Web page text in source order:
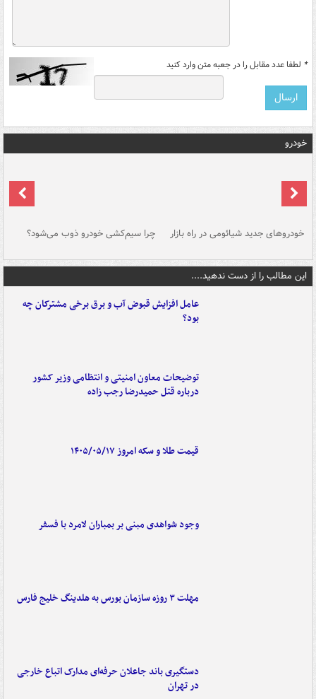
* لطفا عدد مقابل را در جعبه متن وارد کنید
خودرو
خودروهای جدید شیائومی در راه بازار چرا سیم‌کشی خودرو ذوب می‌شود؟
این مطالب را از دست ندهید....
عامل افزایش قبوض آب و برق برخی مشترکان چه
بود؟
توضیحات معاون امنیتی و انتظامی وزیر کشور
درباره قتل حمیدرضا رجب زاده
قیمت طلا و سکه امروز ۱۴۰۵/۰۵/۱۷
وجود شواهدی مبنی بر بمباران لامرد با فسفر
مهلت ۳ روزه سازمان بورس به هلدینگ خلیج فارس
دستگیری باند جاعلان حرفه‌ای مدارک اتباع خارجی
در تهران